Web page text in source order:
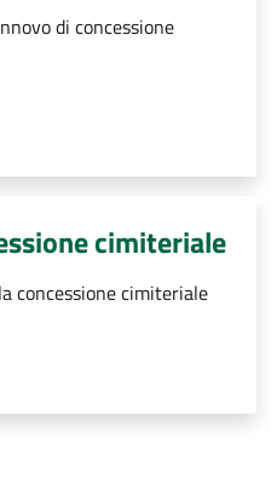
di concessione
cimiteriale
concessione cimiteriale